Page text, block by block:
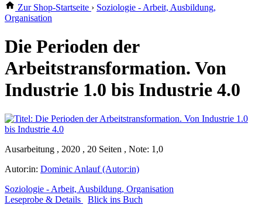
Zur Shop-Startseite › Soziologie - Arbeit, Ausbildung,
Organisation
Die Perioden der
Arbeitstransformation. Von
Industrie 1.0 bis Industrie 4.0
Ausarbeitung , 2020 , 20 Seiten , Note: 1,0
Autor:in: Dominic Anlauf (Autor:in)
Soziologie - Arbeit, Ausbildung, Organisation
Leseprobe & Details
Blick ins Buch